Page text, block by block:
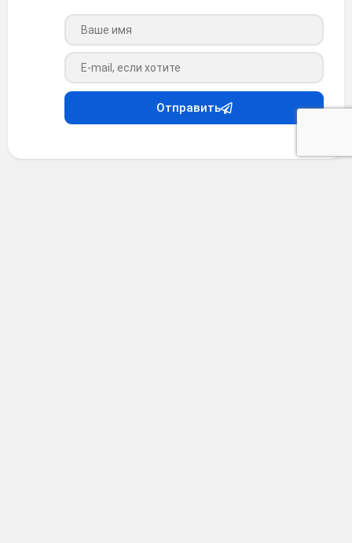
Ваше имя
Ваш e-mail
Отправить